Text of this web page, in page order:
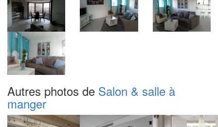
Autres photos de Salon & salle à
manger